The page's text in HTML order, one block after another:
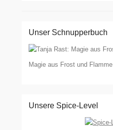
Unser Schnupperbuch
Magie aus Frost und Flamme
Unsere Spice-Level